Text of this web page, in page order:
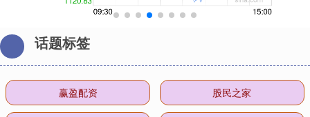
话题标签
赢盈配资 股民之家